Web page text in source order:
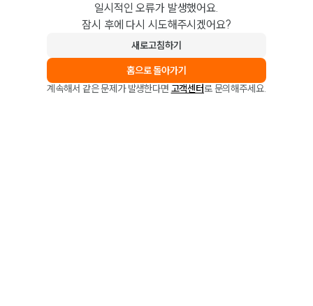
일시적인 오류가 발생했어요.
잠시 후에 다시 시도해주시겠어요?
새로고침하기
홈으로 돌아가기
계속해서 같은 문제가 발생한다면 고객센터로 문의해주세요.